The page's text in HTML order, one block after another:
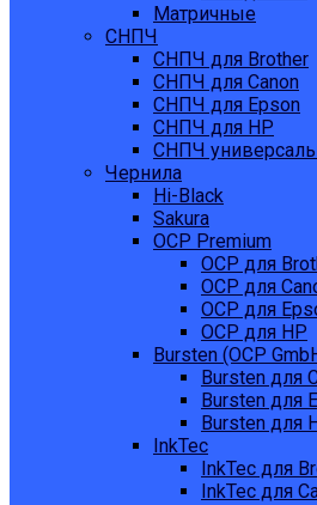
Матричные
СНПЧ
СНПЧ для Brother
СНПЧ для Canon
СНПЧ для Epson
СНПЧ для HP
СНПЧ
Чернила
Hi-Black
Sakura
OCP Premium
OCP для
OCP для
OCP для
OCP для HP
Bursten (OCP
Bursten для
Bursten для
Bursten для
InkTec
InkTec для
InkTec для